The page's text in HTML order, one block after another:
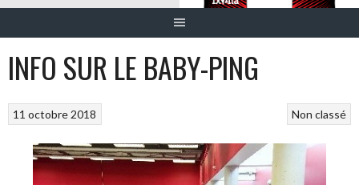
INFO SUR LE BABY-PING
Non classé
11 octobre 2018